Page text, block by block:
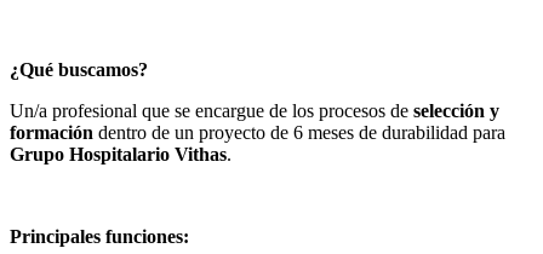
¿Qué buscamos?
Un/a profesional que se encargue de los procesos de selección y
formación dentro de un proyecto de 6 meses de durabilidad para
Grupo Hospitalario Vithas.
Principales funciones: